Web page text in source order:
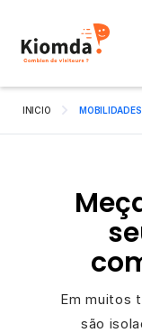
INICIO
Em muitos
são